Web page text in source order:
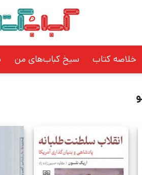
خلاصه کتاب سیخ کباب‌های من